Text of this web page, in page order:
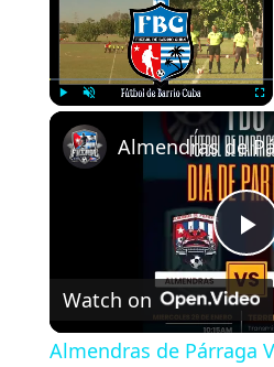
P
l
Watch on
Almendras de Párraga